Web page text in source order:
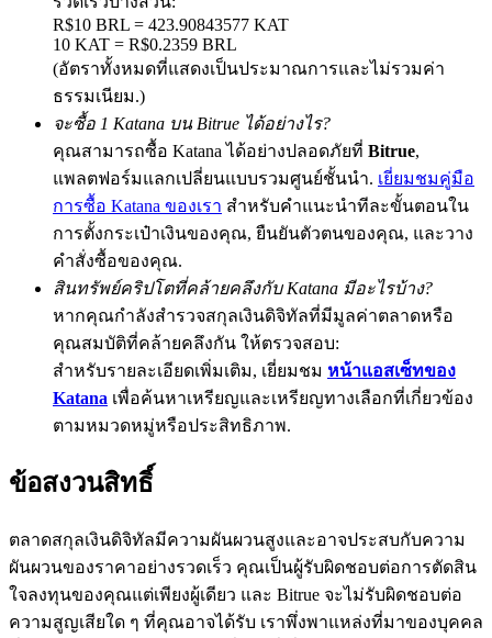
Exclusive for BitMart Users
Register & Trade to Win 500,000 USDT
Precious Metals Trading Carnival
Trade Gold & Silver · 33,333 USDT Bonus
USDT New User Exclusive 10% APR
USDT Flexible Staking | Daily Rewards
BTC New User Exclusive: 6.5% APR
BTC Flexible Staking | Daily Rewards
R$10 BRL = 423.90843577 KAT
10 KAT = R$0.2359 BRL
(อัตราทั้งหมดที่แสดงเป็นประมาณการและไม่รวมค่า
ธรรมเนียม.)
จะซื้อ 1 Katana บน Bitrue ได้อย่างไร?
คุณสามารถซื้อ Katana ได้อย่างปลอดภัยที่ Bitrue,
แพลตฟอร์มแลกเปลี่ยนแบบรวมศูนย์ชั้นนำ. เยี่ยมชมคู่มือ
การซื้อ Katana ของเรา สำหรับคำแนะนำทีละขั้นตอนใน
การตั้งกระเป๋าเงินของคุณ, ยืนยันตัวตนของคุณ, และวาง
คำสั่งซื้อของคุณ.
สินทรัพย์คริปโตที่คล้ายคลึงกับ Katana มีอะไรบ้าง?
หากคุณกำลังสำรวจสกุลเงินดิจิทัลที่มีมูลค่าตลาดหรือ
คุณสมบัติที่คล้ายคลึงกัน ให้ตรวจสอบ:
สำหรับรายละเอียดเพิ่มเติม, เยี่ยมชม หน้าแอสเซ็ทของ
Katana เพื่อค้นหาเหรียญและเหรียญทางเลือกที่เกี่ยวข้อง
ตามหมวดหมู่หรือประสิทธิภาพ.
ข้อสงวนสิทธิ์
ตลาดสกุลเงินดิจิทัลมีความผันผวนสูงและอาจประสบกับความ
ผันผวนของราคาอย่างรวดเร็ว คุณเป็นผู้รับผิดชอบต่อการตัดสิน
ใจลงทุนของคุณแต่เพียงผู้เดียว และ Bitrue จะไม่รับผิดชอบต่อ
ความสูญเสียใด ๆ ที่คุณอาจได้รับ เราพึ่งพาแหล่งที่มาของบุคคล